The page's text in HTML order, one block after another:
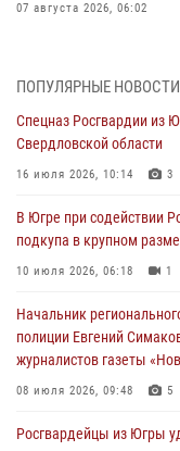
07 августа 2026, 06:02
Военнослужащие
направлении
Офицеры Росгвардии и
память генерала армии
В Югре при силовой
подозреваемые в
06 августа 2026, 09:07
Урайский отдел
ПОПУЛЯРНЫЕ НОВОСТИ
Спецназ Росгвардии из
Свердловской области
16 июля 2026, 10:14 3
В Югре при содействии
подкупа в крупном
10 июля 2026, 06:18 1
Начальник
полиции Евгений
журналистов газеты
08 июля 2026, 09:48 5
Росгвардейцы из Югры